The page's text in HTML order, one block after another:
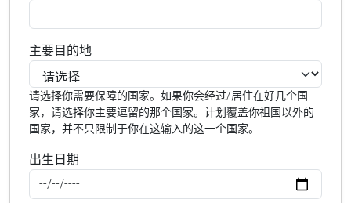
主要目的地
请选择你需要保障的国家。如果你会经过/居住在好几个国
家，请选择你主要逗留的那个国家。计划覆盖你祖国以外的
国家，并不只限制于你在这输入的这一个国家。
出生日期